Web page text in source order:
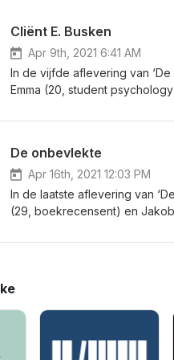
Saamhorigheidsgroep en zijn
Cliënt E. Busken
Apr 9th, 2021 6:41 AM
In de vijfde aflevering van
Emma (20, student
en hoe het is om in het hoofd
over zijn eigen leeservaring
De onbevlekte
Apr 16th, 2021 12:03 PM
In de laatste aflevering van
(29, boekrecensent) en
schetst en wat het boek ze